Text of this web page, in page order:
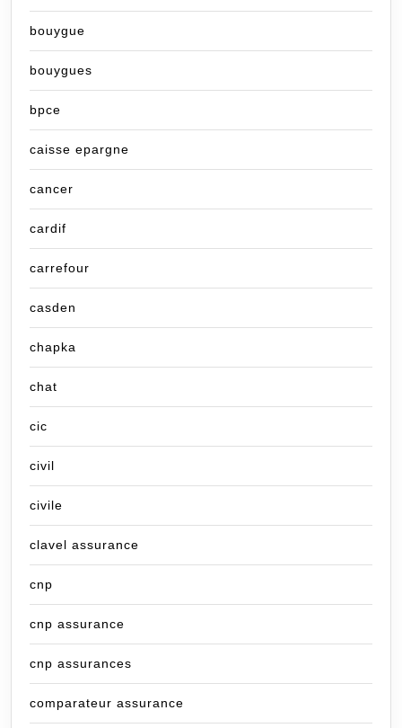
bouygue
bouygues
bpce
caisse epargne
cancer
cardif
carrefour
casden
chapka
chat
cic
civil
civile
clavel assurance
cnp
cnp assurance
cnp assurances
comparateur assurance